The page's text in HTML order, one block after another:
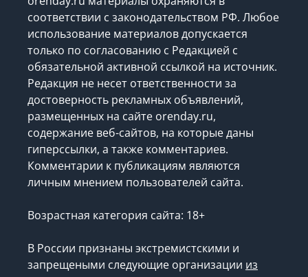
соответствии с законодательством РФ. Любое
использование материалов допускается
только по согласованию с Редакцией с
обязательной активной ссылкой на источник.
Редакция не несет ответственности за
достоверность рекламных объявлений,
размещенных на сайте orenday.ru,
содержание веб-сайтов, на которые даны
гиперссылки, а также комментариев.
Комментарии к публикациям являются
личным мнением пользователей сайта.
Возрастная категория сайта: 18+
В России признаны экстремистскими и
запрещеными следующие организации из